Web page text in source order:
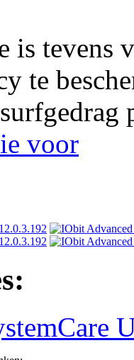
is tevens
te
voor